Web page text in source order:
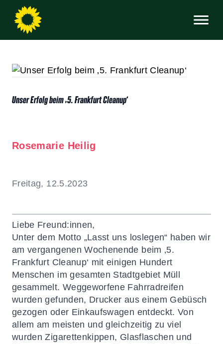
Unser Erfolg beim ‚5. Frankfurt Cleanup‘
Rosemarie Heilig
Freitag, 12.5.2023
Liebe Freund:innen,
Unter dem Motto „Lasst uns loslegen“ haben wir
am vergangenen Wochenende beim ‚5.
Frankfurt Cleanup‘ mit einigen Hundert
Menschen im gesamten Stadtgebiet Müll
gesammelt. Weggeworfene Fahrradreifen
wurden gefunden, Drucker aus einem Gebüsch
gezogen oder Einkaufswagen entdeckt. Von
allem am meisten und gleichzeitig zu viel
wurden Zigarettenkippen, Glasflaschen und